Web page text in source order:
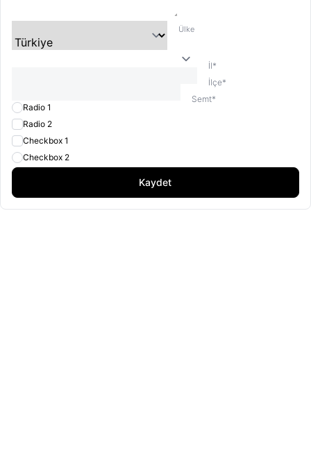
Ülke
İl*
İlçe*
Semt*
Radio 1
Radio 2
Checkbox 1
Checkbox 2
Kaydet